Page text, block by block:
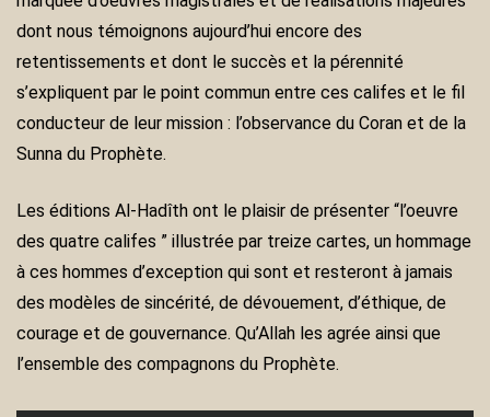
dont nous témoignons aujourd’hui encore des
retentissements et dont le succès et la pérennité
s’expliquent par le point commun entre ces califes et le fil
conducteur de leur mission : l’observance du Coran et de la
Sunna du Prophète.
Les éditions Al-Hadîth ont le plaisir de présenter “l’oeuvre
des quatre califes ” illustrée par treize cartes, un hommage
à ces hommes d’exception qui sont et resteront à jamais
des modèles de sincérité, de dévouement, d’éthique, de
courage et de gouvernance. Qu’Allah les agrée ainsi que
l’ensemble des compagnons du Prophète.